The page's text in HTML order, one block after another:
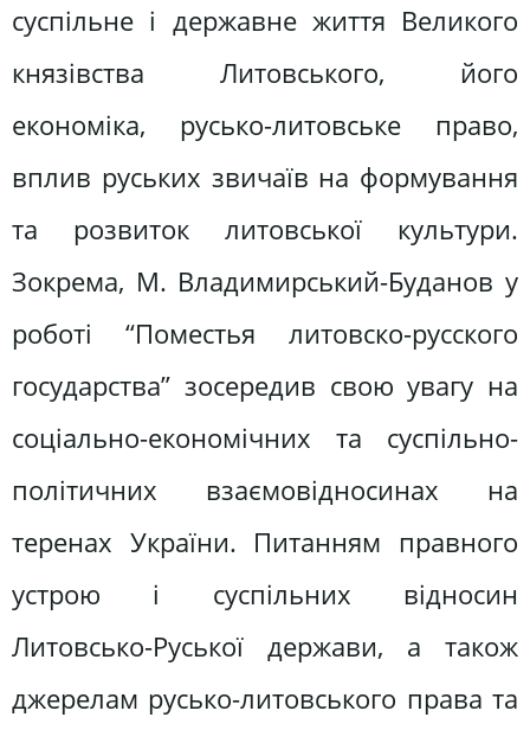
суспільне і державне життя Великого
князівства Литовського, його
економіка, русько-литовське право,
вплив руських звичаїв на формування
та розвиток литовської культури.
Зокрема, М. Владимирський-Буданов у
роботі “Поместья литовско-русского
государства” зосередив свою увагу на
соціально-економічних та суспільно-
політичних взаємовідносинах на
теренах України. Питанням правного
устрою і суспільних відносин
Литовсько-Руської держави, а також
джерелам русько-литовського права та